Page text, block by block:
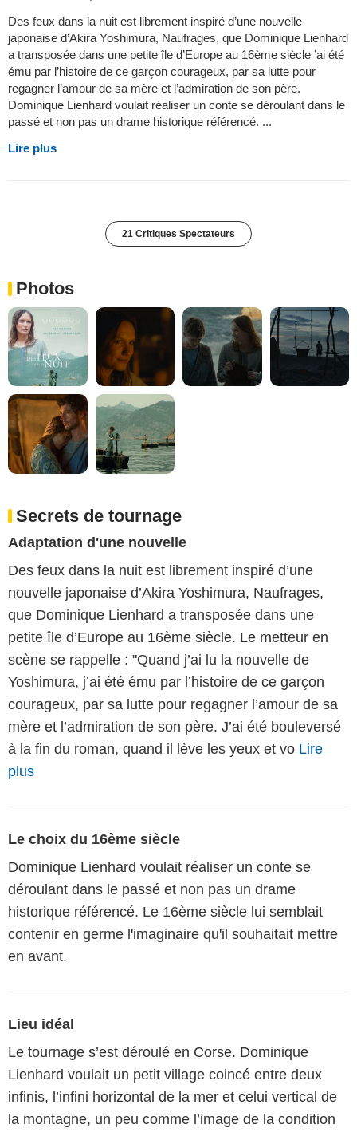
Des feux dans la nuit est librement inspiré d’une nouvelle
japonaise d’Akira Yoshimura, Naufrages, que Dominique Lienhard
a transposée dans une petite île d’Europe au 16ème siècle ’ai été
ému par l’histoire de ce garçon courageux, par sa lutte pour
regagner l’amour de sa mère et l’admiration de son père.
Dominique Lienhard voulait réaliser un conte se déroulant dans le
passé et non pas un drame historique référencé. ...
Lire plus
21 Critiques Spectateurs
Photos
Secrets de tournage
Adaptation d'une nouvelle
Des feux dans la nuit est librement inspiré d’une
nouvelle japonaise d’Akira Yoshimura, Naufrages,
que Dominique Lienhard a transposée dans une
petite île d’Europe au 16ème siècle. Le metteur en
scène se rappelle : "Quand j’ai lu la nouvelle de
Yoshimura, j’ai été ému par l’histoire de ce garçon
courageux, par sa lutte pour regagner l’amour de sa
mère et l’admiration de son père. J’ai été bouleversé
à la fin du roman, quand il lève les yeux et vo Lire
plus
Le choix du 16ème siècle
Dominique Lienhard voulait réaliser un conte se
déroulant dans le passé et non pas un drame
historique référencé. Le 16ème siècle lui semblait
contenir en germe l'imaginaire qu'il souhaitait mettre
en avant.
Lieu idéal
Le tournage s’est déroulé en Corse. Dominique
Lienhard voulait un petit village coincé entre deux
infinis, l’infini horizontal de la mer et celui vertical de
la montagne, un peu comme l’image de la condition